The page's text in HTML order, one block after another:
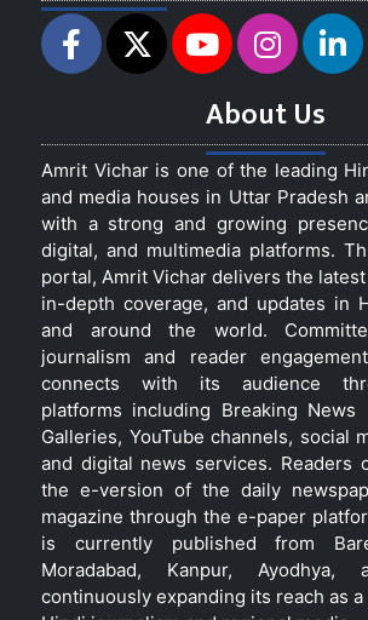
About Us
Amrit Vichar is one of the leading
and media houses in Uttar Pradesh
with a strong and growing
digital, and multimedia platforms.
portal, Amrit Vichar delivers the
in-depth coverage, and updates in
and around the world.
journalism and reader
connects with its audience
platforms including Breaking News
Galleries, YouTube channels, social
and digital news services. Readers
the e-version of the daily
magazine through the e-paper
is currently published from
Moradabad, Kanpur, Ayodhya,
continuously expanding its reach as